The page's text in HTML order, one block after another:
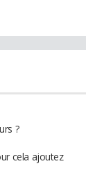
?
cela ajoutez